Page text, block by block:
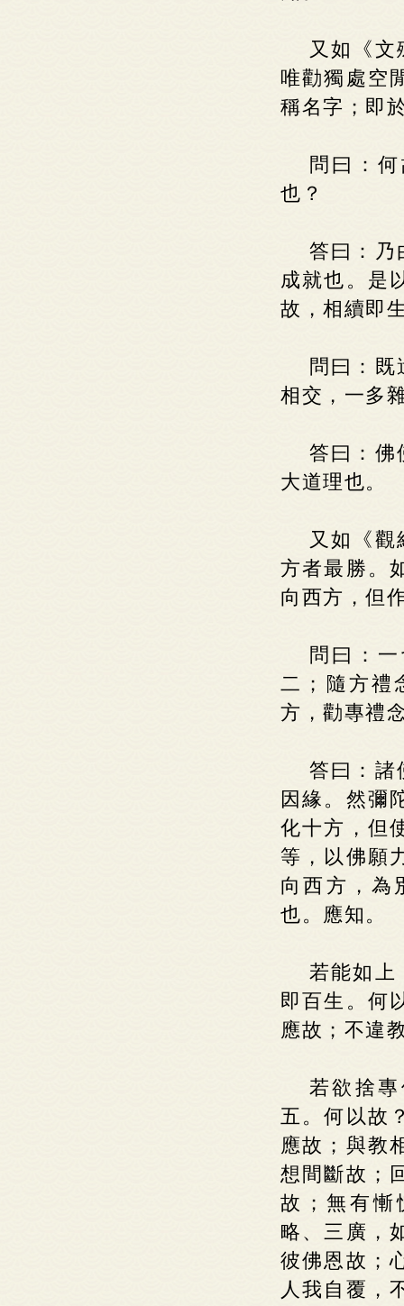
又如《
唯勸獨處空
稱名字；即
問曰：
也？
答曰：乃
成就也。是
故，相續即
問曰：
相交，一多
答曰：佛
大道理也。
又如《
方者最勝。
向西方，但
問曰：
二；隨方禮
方，勸專禮
答曰：諸
因緣。然彌
化十方，但
等，以佛願
向西方，為
也。應知。
若能如上
即百生。何
應故；不違
若欲捨
五。何以故
應故；與教
想間斷故；
故；無有慚
略、三廣，
彼佛恩故；
人我自覆，